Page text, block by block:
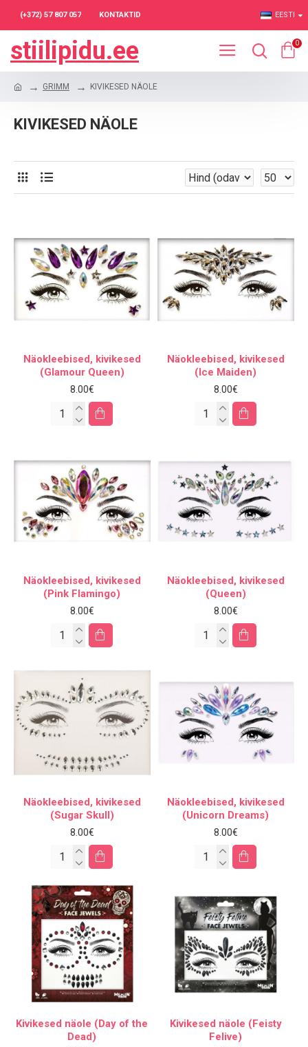
(+372) 57 807 057 KONTAKTID EESTI
stiilipidu.ee 0
GRIMM KIVIKESED NÄOLE
KIVIKESED NÄOLE
Näokleebised, kivikesed
(Glamour Queen)
8.00€
Näokleebised, kivikesed
(Ice Maiden)
8.00€
Näokleebised, kivikesed
(Pink Flamingo)
8.00€
Näokleebised, kivikesed
(Queen)
8.00€
Näokleebised, kivikesed
(Sugar Skull)
8.00€
Näokleebised, kivikesed
(Unicorn Dreams)
8.00€
Kivikesed näole (Day of the
Dead)
Kivikesed näole (Feisty
Felive)